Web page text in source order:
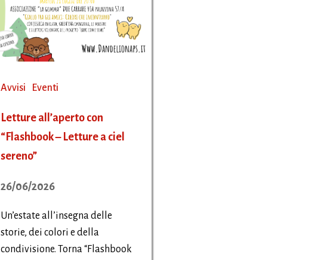
Avvisi Eventi
Letture all’aperto con
“Flashbook – Letture a ciel
sereno”
26/06/2026
Un’estate all’insegna delle
storie, dei colori e della
condivisione. Torna “Flashbook